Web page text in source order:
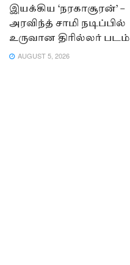
இயக்கிய ‘நரகாசூரன்’ –
அரவிந்த் சாமி நடிப்பில்
உருவான திரில்லர் படம்
AUGUST 5, 2026